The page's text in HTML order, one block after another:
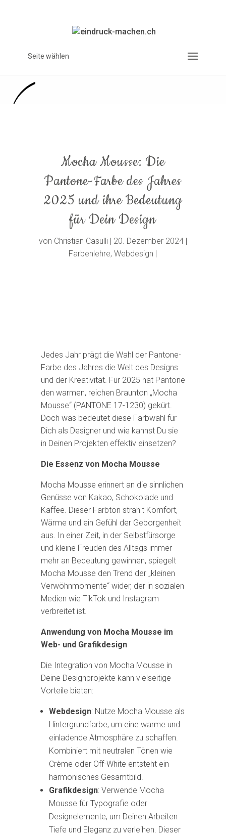
Seite wählen
Mocha Mousse: Die
Pantone-Farbe des Jahres
2025 und ihre Bedeutung
für Dein Design
von Christian Casulli
20. Dezember 2024
Farbenlehre,Webdesign
Jedes Jahr prägt die Wahl der Pantone-
Farbe des Jahres die Welt des Designs
und der Kreativität. Für 2025 hat Pantone
den warmen, reichen Braunton „Mocha
Mousse“ (PANTONE 17-1230) gekürt.
Doch was bedeutet diese Farbwahl für
Dich als Designer und wie kannst Du sie
in Deinen Projekten effektiv einsetzen?
Die Essenz von Mocha Mousse
Mocha Mousse erinnert an die sinnlichen
Genüsse von Kakao, Schokolade und
Kaffee. Dieser Farbton strahlt Komfort,
Wärme und ein Gefühl der Geborgenheit
aus. In einer Zeit, in der Selbstfürsorge
und kleine Freuden des Alltags immer
mehr an Bedeutung gewinnen, spiegelt
Mocha Mousse den Trend der „kleinen
Verwöhnmomente“ wider, der in sozialen
Medien wie TikTok und Instagram
verbreitet ist.
Anwendung von Mocha Mousse im
Web- und Grafikdesign
Die Integration von Mocha Mousse in
Deine Designprojekte kann vielseitige
Vorteile bieten:
Webdesign: Nutze Mocha Mousse als
Hintergrundfarbe, um eine warme und
einladende Atmosphäre zu schaffen.
Kombiniert mit neutralen Tönen wie
Crème oder Off-White entsteht ein
harmonisches Gesamtbild.
Grafikdesign: Verwende Mocha
Mousse für Typografie oder
Designelemente, um Deinen Arbeiten
Tiefe und Eleganz zu verleihen. Dieser